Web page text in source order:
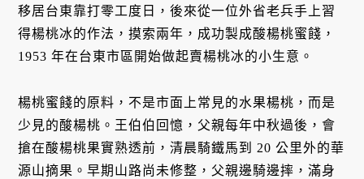
移居台東靠打零工度日，後來從一位外省老兵手上習
得楊桃冰的作法，摸索兩年，成功製成酸楊桃蜜餞，
1953 年在台東市區開始做起賣楊桃冰的小生意。
楊桃蜜餞的原料，不是市面上常見的水果楊桃，而是
少見的酸楊桃。王伯伯回憶，父親每年中秋過後，會
搶在酸楊桃果實熟透前，清晨騎鐵馬到 20 公里外的華
源山摘果。早期山路尚未修整，父親邊騎邊摔，滿身